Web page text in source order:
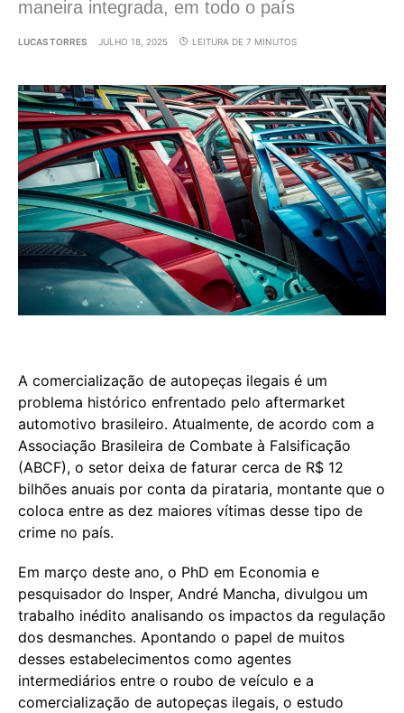
maneira integrada, em todo o país
LUCAS TORRES JULHO 18, 2025 LEITURA DE 7 MINUTOS
A comercialização de autopeças ilegais é um
problema histórico enfrentado pelo aftermarket
automotivo brasileiro. Atualmente, de acordo com a
Associação Brasileira de Combate à Falsificação
(ABCF), o setor deixa de faturar cerca de R$ 12
bilhões anuais por conta da pirataria, montante que o
coloca entre as dez maiores vítimas desse tipo de
crime no país.
Em março deste ano, o PhD em Economia e
pesquisador do Insper, André Mancha, divulgou um
trabalho inédito analisando os impactos da regulação
dos desmanches. Apontando o papel de muitos
desses estabelecimentos como agentes
intermediários entre o roubo de veículo e a
comercialização de autopeças ilegais, o estudo